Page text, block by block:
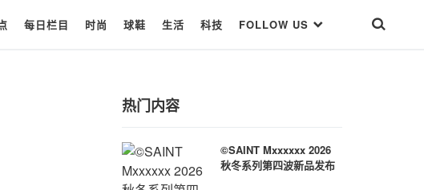
每日栏目 时尚 球鞋 生活 科技 FOLLOW US
热门内容
©SAINT Mxxxxxx 2026
秋冬系列第四波新品发布